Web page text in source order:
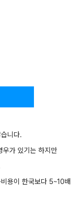
니다.
우가 있기는 하지만
용이 한국보다 5~10배